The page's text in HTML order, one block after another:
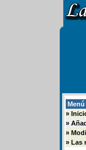
»
»
»
» Las